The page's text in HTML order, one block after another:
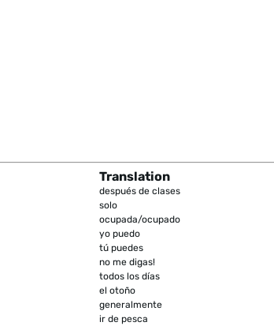
Translation
después de clases
solo
ocupada/ocupado
yo puedo
tú puedes
no me digas!
todos los días
el otoño
generalmente
ir de pesca